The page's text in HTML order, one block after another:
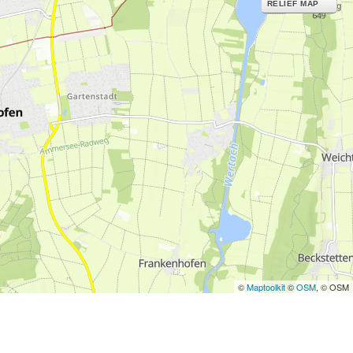
RELIEF MAP
©Maptoolkit©OSM, © OSM